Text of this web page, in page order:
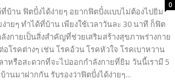
0
บ้าน ฟิตปั๋งได้ง่ายๆ อยากฟิตปั๋งแบบไม่ต้องไปยิม
ายๆ ทำได้ที่บ้าน เพียงใช้เวลาวันละ 30 นาที ก็ฟิต
งกายเป็นสิ่งสำคัญที่ช่วยเสริมสร้างสุขภาพร่างกาย
โรคต่างๆ เช่น โรคอ้วน โรคหัวใจ โรคเบาหวาน
หรือสะดวกที่จะไปออกกำลังกายที่ยิม วันนี้เรามี 5
นมาฝากกัน รับรองว่าฟิตปั๋งได้ง่ายๆ...